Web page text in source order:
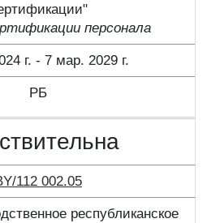
персонала
г. - 7 мар. 2029 г.
РБ
112 002.05
республиканское